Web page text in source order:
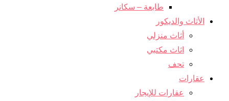
طابعة – سكانر
الأثاث والديكور
أثاث منزلي
اثاث مكتبي
تحف
عقارات
عقارات للإيجار